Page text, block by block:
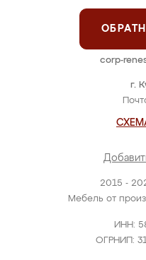
2015 -
Мебель от
ИНН:
ОГРНИП:
г.
corp-